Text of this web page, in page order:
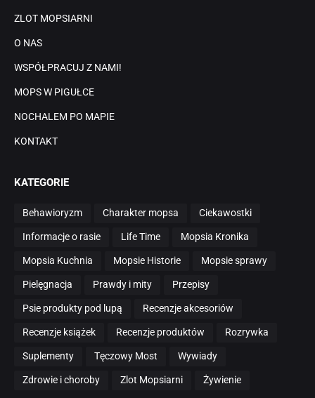
ZLOT MOPSIARNI
O NAS
WSPÓŁPRACUJ Z NAMI!
MOPS W PIGUŁCE
NOCHALEM PO MAPIE
KONTAKT
KATEGORIE
Behawioryzm Charakter mopsa Ciekawostki
Informacje o rasie Life Time Mopsia Kronika
Mopsia Kuchnia Mopsie Historie Mopsie sprawy
Pielęgnacja Prawdy i mity Przepisy
Psie produkty pod lupą Recenzje akcesoriów
Recenzje książek Recenzje produktów Rozrywka
Suplementy Tęczowy Most Wywiady
Zdrowie i choroby Zlot Mopsiarni Żywienie